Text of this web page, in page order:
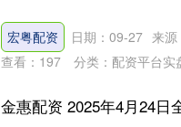
宏粤配资 日期：09-27 来
查看： 197 分类： 配资平台实
金惠配资 2025年4月24日